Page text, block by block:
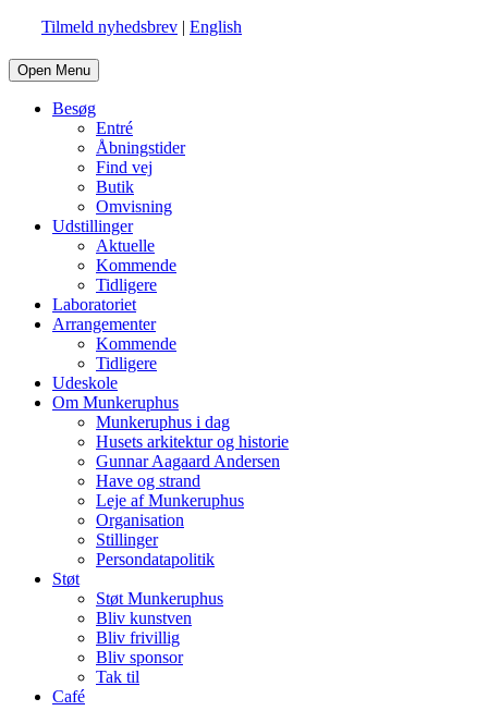
Tilmeld nyhedsbrev | English
Open Menu
Besøg
Entré
Åbningstider
Find vej
Butik
Omvisning
Udstillinger
Aktuelle
Kommende
Tidligere
Laboratoriet
Arrangementer
Kommende
Tidligere
Udeskole
Om Munkeruphus
Munkeruphus i dag
Husets arkitektur og historie
Gunnar Aagaard Andersen
Have og strand
Leje af Munkeruphus
Organisation
Stillinger
Persondatapolitik
Støt
Støt Munkeruphus
Bliv kunstven
Bliv frivillig
Bliv sponsor
Tak til
Café